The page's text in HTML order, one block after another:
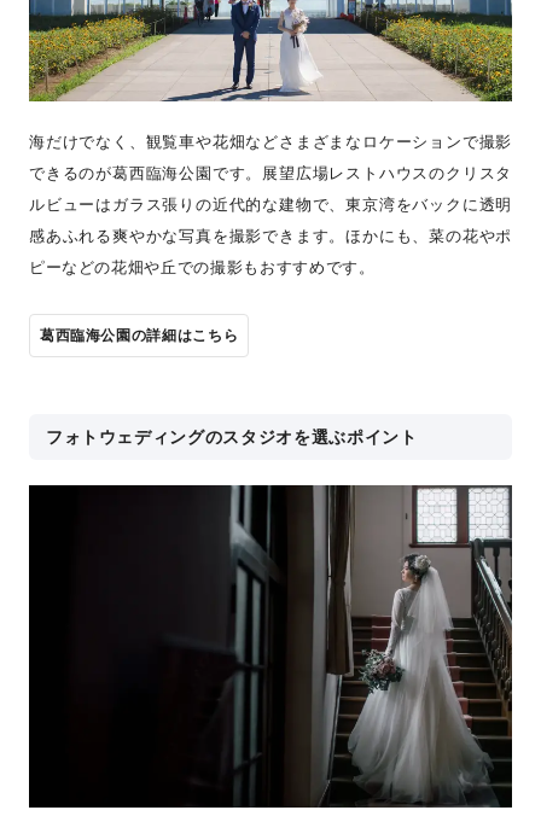
海だけでなく、観覧車や花畑などさまざまなロケーションで撮影
できるのが葛西臨海公園です。展望広場レストハウスのクリスタ
ルビューはガラス張りの近代的な建物で、東京湾をバックに透明
感あふれる爽やかな写真を撮影できます。ほかにも、菜の花やポ
ピーなどの花畑や丘での撮影もおすすめです。
葛西臨海公園の詳細はこちら
フォトウェディングのスタジオを選ぶポイント